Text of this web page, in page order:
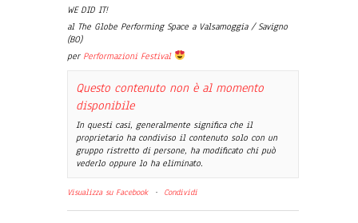
WE DID IT!
al The Globe Performing Space a Valsamoggia / Savigno
(BO)
per Performazioni Festival
Questo contenuto non è al momento
disponibile
In questi casi, generalmente significa che il
proprietario ha condiviso il contenuto solo con un
gruppo ristretto di persone, ha modificato chi può
vederlo oppure lo ha eliminato.
Visualizza su Facebook · Condividi